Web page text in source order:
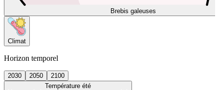
Brebis galeuses
Climat
Horizon temporel
2030 2050
2100
Température été